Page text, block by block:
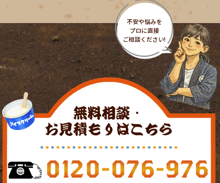
無料相談・
お見積もりはこちら
0120-076-976